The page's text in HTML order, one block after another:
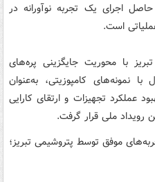
اجرای یک تجربه نوآورانه در
است.
با محوریت جایگزینی پره‌های
نمونه‌های کامپوزیتی، به‌عنوان
عملکرد تجهیزات و ارتقای کارایی
رویداد ملی قرار گرفت.